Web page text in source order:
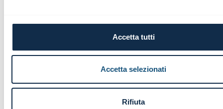
Accetta tutti
Accetta selezionati
Rifiuta
Grazie per la
trasmettete
La
scientifica
rende i